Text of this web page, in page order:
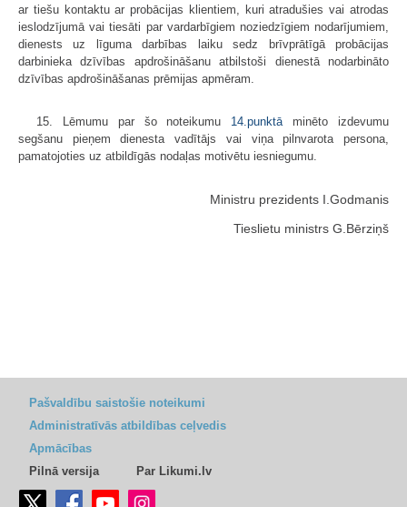
ar tiešu kontaktu ar probācijas klientiem, kuri atradušies vai atrodas
ieslodzījumā vai tiesāti par vardarbīgiem noziedzīgiem nodarījumiem,
dienests uz līguma darbības laiku sedz brīvprātīgā probācijas
darbinieka dzīvības apdrošināšanu atbilstoši dienestā nodarbināto
dzīvības apdrošināšanas prēmijas apmēram.
15. Lēmumu par šo noteikumu 14.punktā minēto izdevumu
segšanu pieņem dienesta vadītājs vai viņa pilnvarota persona,
pamatojoties uz atbildīgās nodaļas motivētu iesniegumu.
Ministru prezidents I.Godmanis
Tieslietu ministrs G.Bērziņš
Pašvaldību saistošie noteikumi
Administratīvās atbildības ceļvedis
Apmācības
Pilnā versija
Par Likumi.lv